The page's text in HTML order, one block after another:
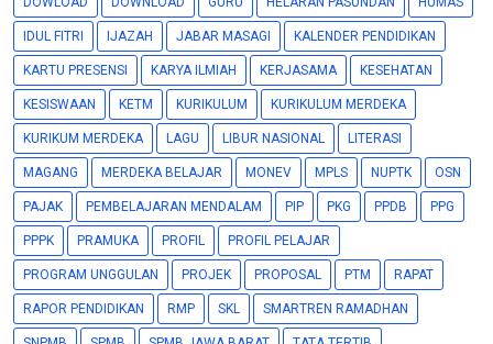
IDUL FITRI IJAZAH JABAR MASAGI KALENDER PENDIDIKAN
KARTU PRESENSI KARYA ILMIAH KERJASAMA KESEHATAN
KESISWAAN KETM KURIKULUM KURIKULUM MERDEKA
KURIKUM MERDEKA LAGU LIBUR NASIONAL LITERASI
MAGANG MERDEKA BELAJAR MONEV MPLS NUPTK OSN
PAJAK PEMBELAJARAN MENDALAM PIP PKG PPDB PPG
PPPK PRAMUKA PROFIL PROFIL PELAJAR
PROGRAM UNGGULAN PROJEK PROPOSAL PTM RAPAT
RAPOR PENDIDIKAN RMP SKL SMARTREN RAMADHAN